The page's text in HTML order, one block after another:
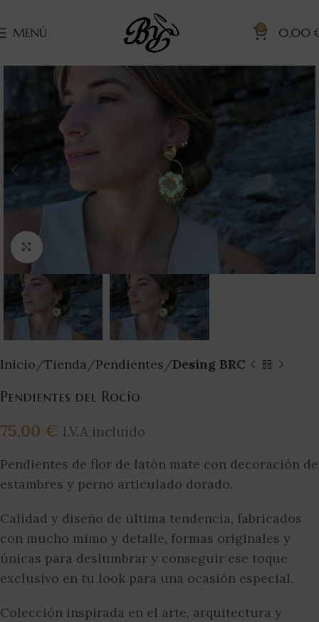
MENÚ 0 0,00
Clic para ampliar
Inicio Tienda Pendientes Desing BRC
Pendientes del Rocío
75,00 € I.V.A incluido
Pendientes de flor de latón mate con decoración de
estambres y perno articulado dorado.
Calidad y diseño de última tendencia, fabricados
con mucho mimo y detalle, formas originales y
únicas para deslumbrar y conseguir ese toque
exclusivo en tu look para una ocasión especial.
Colección inspirada en el arte, arquitectura y